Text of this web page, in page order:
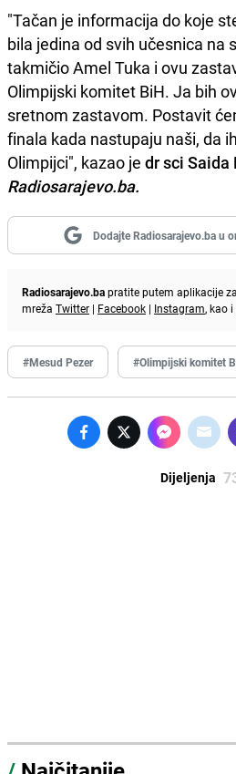
"Tačan je informacija do koje
bila jedina od svih učesnica na
takmičio Amel Tuka i ovu
Olimpijski komitet BiH. Ja bih
sretnom zastavom. Postavit
finala kada nastupaju naši, da
Olimpijci", kazao je dr sci Saida
Radiosarajevo.ba.
Dodajte Radiosarajevo.ba u
Radiosarajevo.bapratite putem aplikacije za
mreža Twitter | Facebook | Instagram, kao
#Mesud Pezer #Olimpijski komitet
Dijeljenja